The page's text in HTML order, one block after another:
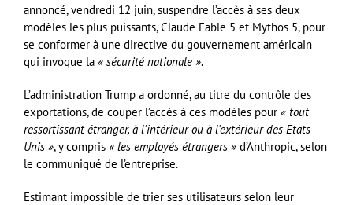
annoncé, vendredi 12 juin, suspendre l’accès à ses deux
modèles les plus puissants, Claude Fable 5 et Mythos 5, pour
se conformer à une directive du gouvernement américain
qui invoque la « sécurité nationale ».
L’administration Trump a ordonné, au titre du contrôle des
exportations, de couper l’accès à ces modèles pour « tout
ressortissant étranger, à l’intérieur ou à l’extérieur des Etats-
Unis », y compris « les employés étrangers » d’Anthropic, selon
le communiqué de l’entreprise.
Estimant impossible de trier ses utilisateurs selon leur